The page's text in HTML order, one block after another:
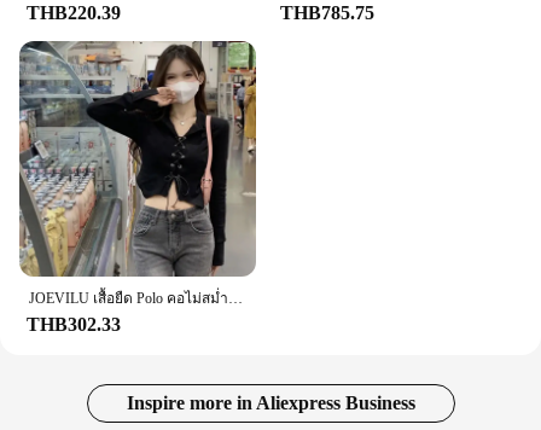
THB220.39 THB785.75
JOEVILU เสื้อยืด Polo คอไม่สม่ำเสมอ CropTop Babes เกาหลี Slim แขนยาว Tee Vintage Gothic Y2k เสื้อผ้าผอมเสื้อ
THB302.33
Inspire more in Aliexpress Business